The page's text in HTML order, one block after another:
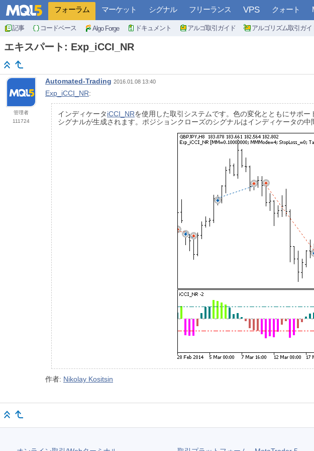
フォーラム マーケット シグナル フリーランス VPS クォート
記事 コードベース Algo Forge ドキュメント アルゴ取引ガイド アルゴリズム取引ガイ
エキスパート: Exp_iCCI_NR
管理者
111724
Automated-Trading 2016.01.08 13:40
Exp_iCCI_NR:
インディケータiCCI_NRを使用した取引システムです。色の変化とともにサポ
シグナルが生成されます。ポジションクローズのシグナルはインディケータの中
作者: Nikolay Kositsin